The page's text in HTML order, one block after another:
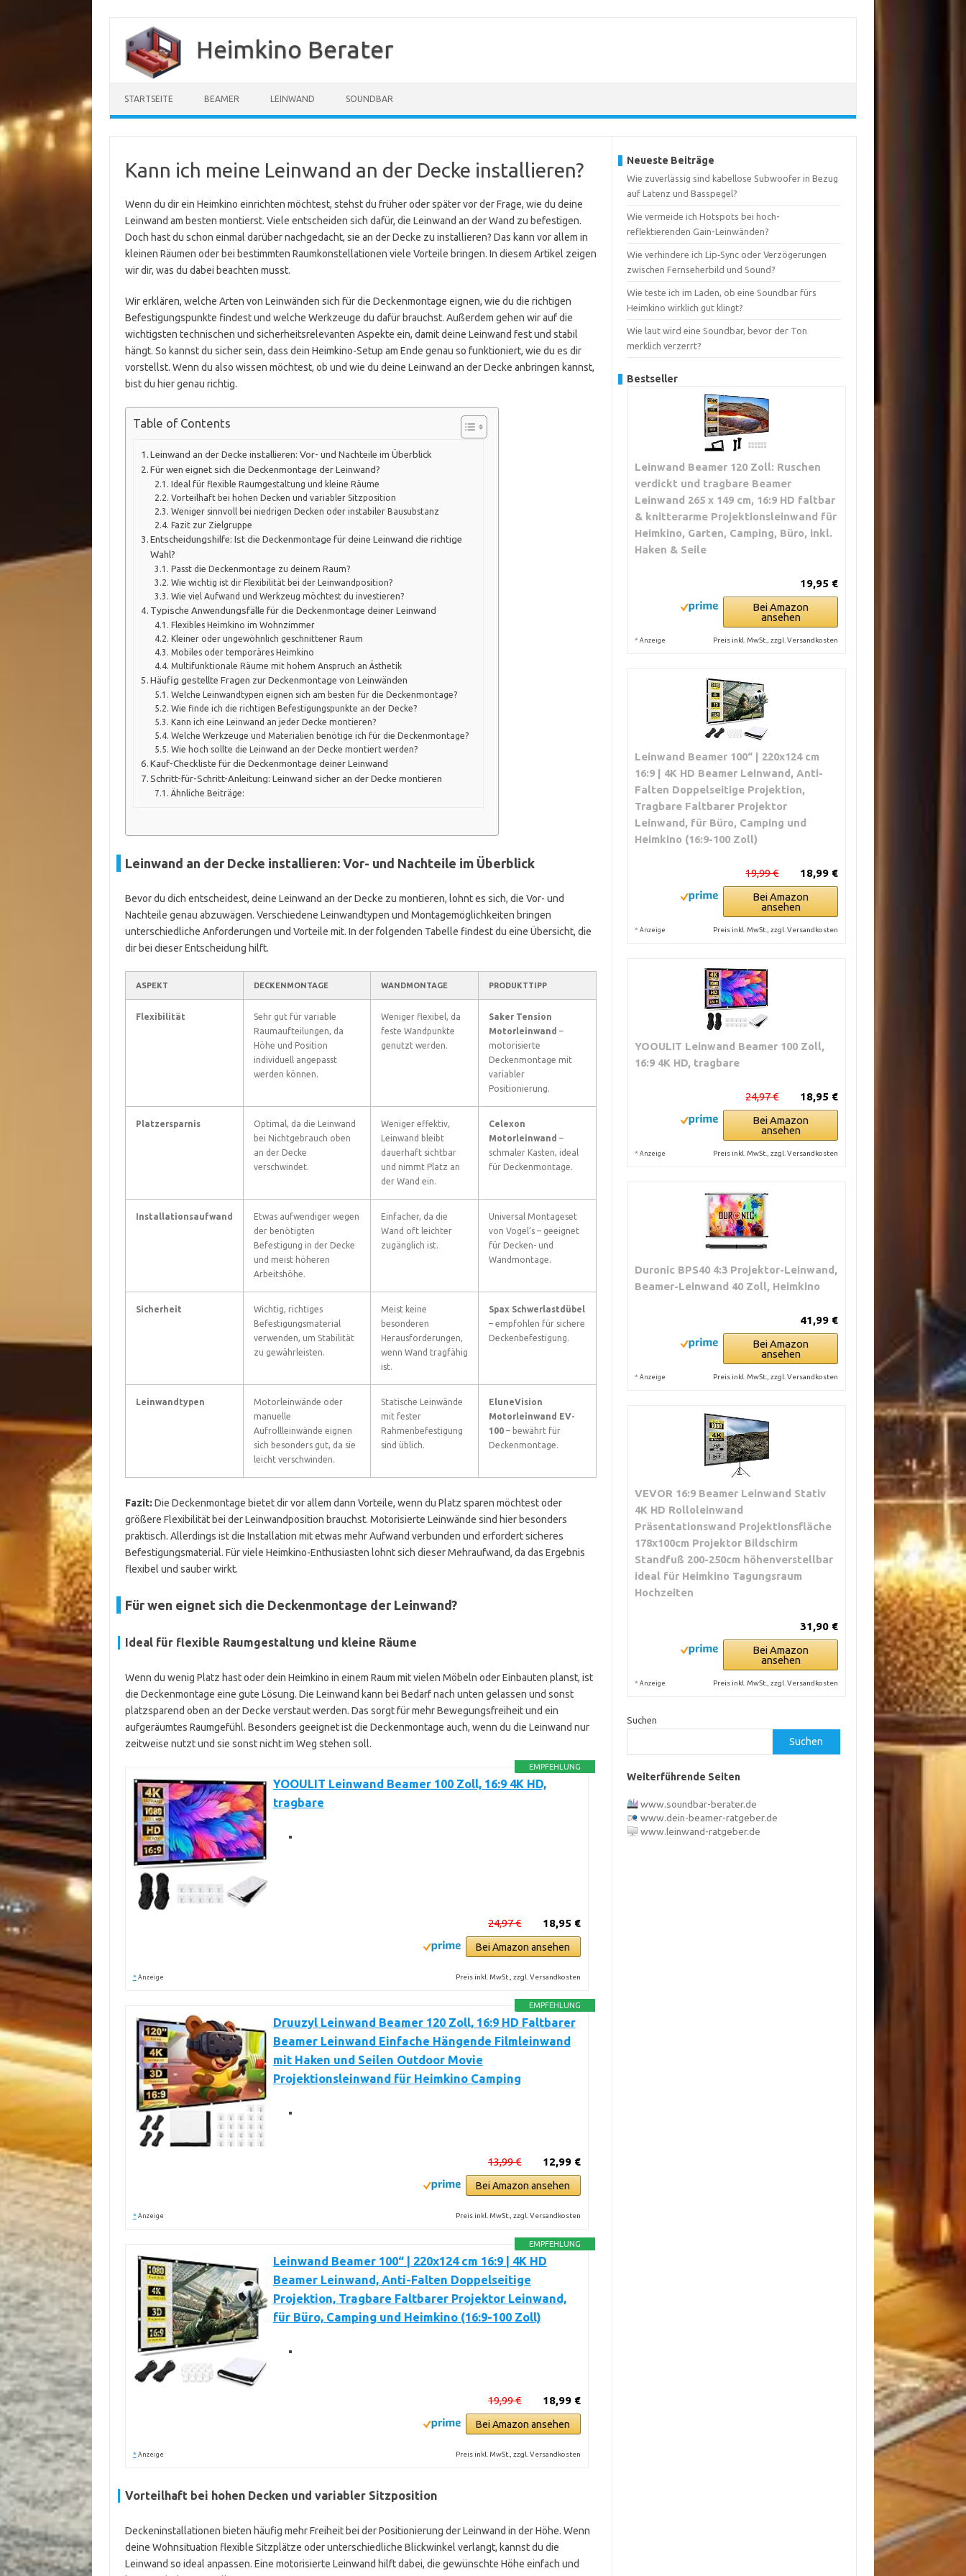
springen
Heimkino Berater
STARTSEITE BEAMER LEINWAND SOUNDBAR
Kann ich meine Leinwand an der Decke installieren?
Wenn du dir ein Heimkino einrichten möchtest, stehst du früher oder später vor der Frage, wie du deine
Leinwand am besten montierst. Viele entscheiden sich dafür, die Leinwand an der Wand zu befestigen.
Doch hast du schon einmal darüber nachgedacht, sie an der Decke zu installieren? Das kann vor allem in
kleinen Räumen oder bei bestimmten Raumkonstellationen viele Vorteile bringen. In diesem Artikel zeigen
wir dir, was du dabei beachten musst.
Wir erklären, welche Arten von Leinwänden sich für die Deckenmontage eignen, wie du die richtigen
Befestigungspunkte findest und welche Werkzeuge du dafür brauchst. Außerdem gehen wir auf die
wichtigsten technischen und sicherheitsrelevanten Aspekte ein, damit deine Leinwand fest und stabil
hängt. So kannst du sicher sein, dass dein Heimkino-Setup am Ende genau so funktioniert, wie du es dir
vorstellst. Wenn du also wissen möchtest, ob und wie du deine Leinwand an der Decke anbringen kannst,
bist du hier genau richtig.
Table of Contents
Leinwand an der Decke installieren: Vor- und Nachteile im Überblick
Für wen eignet sich die Deckenmontage der Leinwand?
Ideal für flexible Raumgestaltung und kleine Räume
Vorteilhaft bei hohen Decken und variabler Sitzposition
Weniger sinnvoll bei niedrigen Decken oder instabiler Bausubstanz
Fazit zur Zielgruppe
Entscheidungshilfe: Ist die Deckenmontage für deine Leinwand die richtige
Wahl?
Passt die Deckenmontage zu deinem Raum?
Wie wichtig ist dir Flexibilität bei der Leinwandposition?
Wie viel Aufwand und Werkzeug möchtest du investieren?
Typische Anwendungsfälle für die Deckenmontage deiner Leinwand
Flexibles Heimkino im Wohnzimmer
Kleiner oder ungewöhnlich geschnittener Raum
Mobiles oder temporäres Heimkino
Multifunktionale Räume mit hohem Anspruch an Ästhetik
Häufig gestellte Fragen zur Deckenmontage von Leinwänden
Welche Leinwandtypen eignen sich am besten für die Deckenmontage?
Wie finde ich die richtigen Befestigungspunkte an der Decke?
Kann ich eine Leinwand an jeder Decke montieren?
Welche Werkzeuge und Materialien benötige ich für die Deckenmontage?
Wie hoch sollte die Leinwand an der Decke montiert werden?
Kauf-Checkliste für die Deckenmontage deiner Leinwand
Schritt-für-Schritt-Anleitung: Leinwand sicher an der Decke montieren
Ähnliche Beiträge:
Leinwand an der Decke installieren: Vor- und Nachteile im Überblick
Bevor du dich entscheidest, deine Leinwand an der Decke zu montieren, lohnt es sich, die Vor- und
Nachteile genau abzuwägen. Verschiedene Leinwandtypen und Montagemöglichkeiten bringen
unterschiedliche Anforderungen und Vorteile mit. In der folgenden Tabelle findest du eine Übersicht, die
dir bei dieser Entscheidung hilft.
ASPEKT DECKENMONTAGE WANDMONTAGE PRODUKTTIPP
Flexibilität
Sehr gut für variable
Raumaufteilungen, da
Höhe und Position
individuell angepasst
werden können.
Weniger flexibel, da
feste Wandpunkte
genutzt werden.
Saker Tension
Motorleinwand –
motorisierte
Deckenmontage mit
variabler
Positionierung.
Platzersparnis
Optimal, da die Leinwand
bei Nichtgebrauch oben
an der Decke
verschwindet.
Weniger effektiv,
Leinwand bleibt
dauerhaft sichtbar
und nimmt Platz an
der Wand ein.
Celexon
Motorleinwand –
schmaler Kasten, ideal
für Deckenmontage.
Installationsaufwand
Etwas aufwendiger wegen
der benötigten
Befestigung in der Decke
und meist höheren
Arbeitshöhe.
Einfacher, da die
Wand oft leichter
zugänglich ist.
Universal Montageset
von Vogel’s – geeignet
für Decken- und
Wandmontage.
Sicherheit
Wichtig, richtiges
Befestigungsmaterial
verwenden, um Stabilität
zu gewährleisten.
Meist keine
besonderen
Herausforderungen,
wenn Wand tragfähig
ist.
Spax Schwerlastdübel
– empfohlen für sichere
Deckenbefestigung.
Leinwandtypen
Motorleinwände oder
manuelle
Aufrollleinwände eignen
sich besonders gut, da sie
leicht verschwinden.
Statische Leinwände
mit fester
Rahmenbefestigung
sind üblich.
EluneVision
Motorleinwand EV-
100– bewährt für
Deckenmontage.
Fazit: Die Deckenmontage bietet dir vor allem dann Vorteile, wenn du Platz sparen möchtest oder
größere Flexibilität bei der Leinwandposition brauchst. Motorisierte Leinwände sind hier besonders
praktisch. Allerdings ist die Installation mit etwas mehr Aufwand verbunden und erfordert sicheres
Befestigungsmaterial. Für viele Heimkino-Enthusiasten lohnt sich dieser Mehraufwand, da das Ergebnis
flexibel und sauber wirkt.
Für wen eignet sich die Deckenmontage der Leinwand?
Ideal für flexible Raumgestaltung und kleine Räume
Wenn du wenig Platz hast oder dein Heimkino in einem Raum mit vielen Möbeln oder Einbauten planst, ist
die Deckenmontage eine gute Lösung. Die Leinwand kann bei Bedarf nach unten gelassen und sonst
platzsparend oben an der Decke verstaut werden. Das sorgt für mehr Bewegungsfreiheit und ein
aufgeräumtes Raumgefühl. Besonders geeignet ist die Deckenmontage auch, wenn du die Leinwand nur
zeitweise nutzt und sie sonst nicht im Weg stehen soll.
EMPFEHLUNG
YOOULIT Leinwand Beamer 100 Zoll, 16:9 4K HD,
tragbare
18,95 €
24,97 €
Bei Amazon ansehen
* Anzeige Preis inkl. MwSt., zzgl. Versandkosten
EMPFEHLUNG
Druuzyl Leinwand Beamer 120 Zoll, 16:9 HD Faltbarer
Beamer Leinwand Einfache Hängende Filmleinwand
mit Haken und Seilen Outdoor Movie
Projektionsleinwand für Heimkino Camping
12,99 €
13,99 €
Bei Amazon ansehen
* Anzeige Preis inkl. MwSt., zzgl. Versandkosten
EMPFEHLUNG
Leinwand Beamer 100“ | 220x124 cm 16:9 | 4K HD
Beamer Leinwand, Anti-Falten Doppelseitige
Projektion, Tragbare Faltbarer Projektor Leinwand,
für Büro, Camping und Heimkino (16:9-100 Zoll)
18,99 €
19,99 €
Bei Amazon ansehen
* Anzeige Preis inkl. MwSt., zzgl. Versandkosten
Vorteilhaft bei hohen Decken und variabler Sitzposition
Deckeninstallationen bieten häufig mehr Freiheit bei der Positionierung der Leinwand in der Höhe. Wenn
deine Wohnsituation flexible Sitzplätze oder unterschiedliche Blickwinkel verlangt, kannst du die
Leinwand so ideal anpassen. Eine motorisierte Leinwand hilft dabei, die gewünschte Höhe einfach und
Neueste Beiträge
Wie zuverlässig sind kabellose Subwoofer in Bezug
auf Latenz und Basspegel?
Wie vermeide ich Hotspots bei hoch-
reflektierenden Gain-Leinwänden?
Wie verhindere ich Lip‑Sync oder Verzögerungen
zwischen Fernseherbild und Sound?
Wie teste ich im Laden, ob eine Soundbar fürs
Heimkino wirklich gut klingt?
Wie laut wird eine Soundbar, bevor der Ton
merklich verzerrt?
Bestseller
Leinwand Beamer 120 Zoll: Ruschen
verdickt und tragbare Beamer
Leinwand 265 x 149 cm, 16:9 HD faltbar
& knitterarme Projektionsleinwand für
Heimkino, Garten, Camping, Büro, inkl.
Haken & Seile
19,95 €
Bei Amazon
ansehen
* Anzeige Preis inkl. MwSt., zzgl. Versandkosten
Leinwand Beamer 100“ | 220x124 cm
16:9 | 4K HD Beamer Leinwand, Anti-
Falten Doppelseitige Projektion,
Tragbare Faltbarer Projektor
Leinwand, für Büro, Camping und
Heimkino (16:9-100 Zoll)
18,99 €
19,99 €
Bei Amazon
ansehen
* Anzeige Preis inkl. MwSt., zzgl. Versandkosten
YOOULIT Leinwand Beamer 100 Zoll,
16:9 4K HD, tragbare
18,95 €
24,97 €
Bei Amazon
ansehen
* Anzeige Preis inkl. MwSt., zzgl. Versandkosten
Duronic BPS40 4:3 Projektor-Leinwand,
Beamer-Leinwand 40 Zoll, Heimkino
41,99 €
Bei Amazon
ansehen
* Anzeige Preis inkl. MwSt., zzgl. Versandkosten
VEVOR 16:9 Beamer Leinwand Stativ
4K HD Rolloleinwand
Präsentationswand Projektionsfläche
178x100cm Projektor Bildschirm
Standfuß 200-250cm höhenverstellbar
ideal für Heimkino Tagungsraum
Hochzeiten
31,90 €
Bei Amazon
ansehen
* Anzeige Preis inkl. MwSt., zzgl. Versandkosten
Suchen
Suchen
Weiterführende Seiten
www.soundbar-berater.de
www.dein-beamer-ratgeber.de
www.leinwand-ratgeber.de